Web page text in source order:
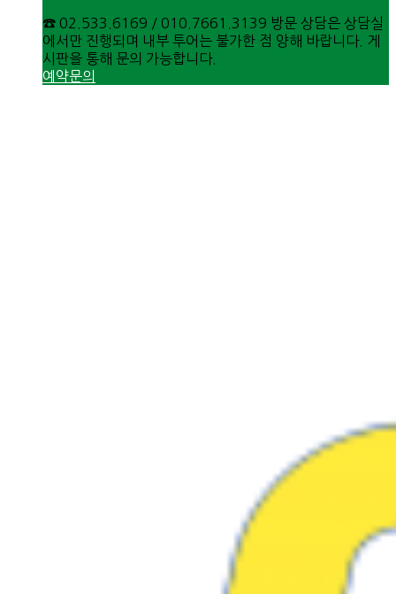
☎ 02.533.6169 / 010.7661.3139 방문 상담은 상담실
에서만 진행되며 내부 투어는 불가한 점 양해 바랍니다. 게
시판을 통해 문의 가능합니다.
예약문의